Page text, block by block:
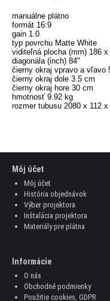
manuálne plátno
formát 16:9
gain 1.0
typ povrchu Matte White
viditeľná plocha (mm) 186 x
diagonála (inch) 84"
čierny okraj vpravo a vľavo
čierny okraj dole 3.5 cm
čierny okraj hore 30 cm
hmotnosť 9.92 kg
rozmer tubusu 2080 x 112 x
Môj účet
Môj účet
História objednávok
Výber projektora
Inštalácia projektora
Materiály pre plátna
Informácie
O nás
Obchodné podmienky
Použitie cookies, GDPR